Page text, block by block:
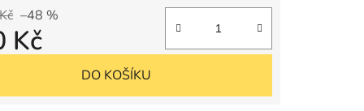
–48 %
Kč
DO KOŠÍKU